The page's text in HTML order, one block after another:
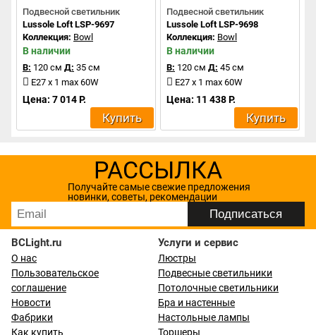
Подвесной светильник
Lussole Loft LSP-9697
Коллекция: Bowl
В наличии
В: 120 см Д: 35 см
E27 x 1 max 60W
Цена: 7 014 Р.
Купить
Подвесной светильник
Lussole Loft LSP-9698
Коллекция: Bowl
В наличии
В: 120 см Д: 45 см
E27 x 1 max 60W
Цена: 11 438 Р.
Купить
РАССЫЛКА
Получайте самые свежие предложения
новинки, советы, рекомендации
BCLight.ru
О нас
Пользовательское
соглашение
Новости
Фабрики
Как купить
Услуги и сервис
Люстры
Подвесные светильники
Потолочные светильники
Бра и настенные
Настольные лампы
Торшеры